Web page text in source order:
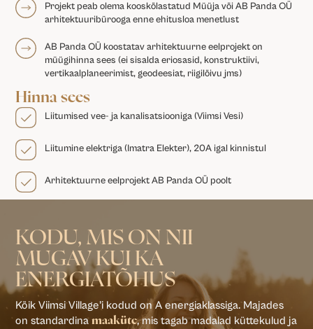
Projekt peab olema kooskõlastatud Müüja või AB Panda OÜ
arhitektuuribürooga enne ehitusloa menetlust
AB Panda OÜ koostatav arhitektuurne eelprojekt on
müügihinna sees (ei sisalda eriosasid, konstruktiivi,
vertikaalplaneerimist, geodeesiat, riigilõivu jms)
Hinna sees
Liitumised vee- ja kanalisatsiooniga (Viimsi Vesi)
Liitumine elektriga (Imatra Elekter), 20A igal kinnistul
Arhitektuurne eelprojekt AB Panda OÜ poolt
KODU, MIS ON NII
MUGAV KUI KA
ENERGIATÕHUS
Kõik Viimsi Village’i kodud on A energiaklassiga. Majades
on standardinamaaküte, mis tagab madalad küttekulud ja